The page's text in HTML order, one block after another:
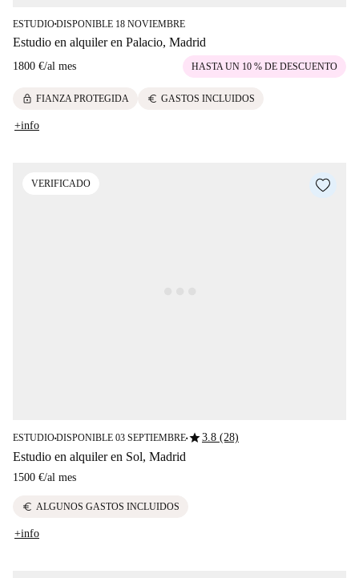
ESTUDIO■DISPONIBLE 18 NOVIEMBRE
Estudio en alquiler en Palacio, Madrid
1800 €/al mes HASTA UN 10 % DE DESCUENTO
lock FIANZA PROTEGIDA euro GASTOS INCLUIDOS
+info
VERIFICADO
ESTUDIO■DISPONIBLE 03 SEPTIEMBRE■star3.8 (28)
Estudio en alquiler en Sol, Madrid
1500 €/al mes
euro ALGUNOS GASTOS INCLUIDOS
+info